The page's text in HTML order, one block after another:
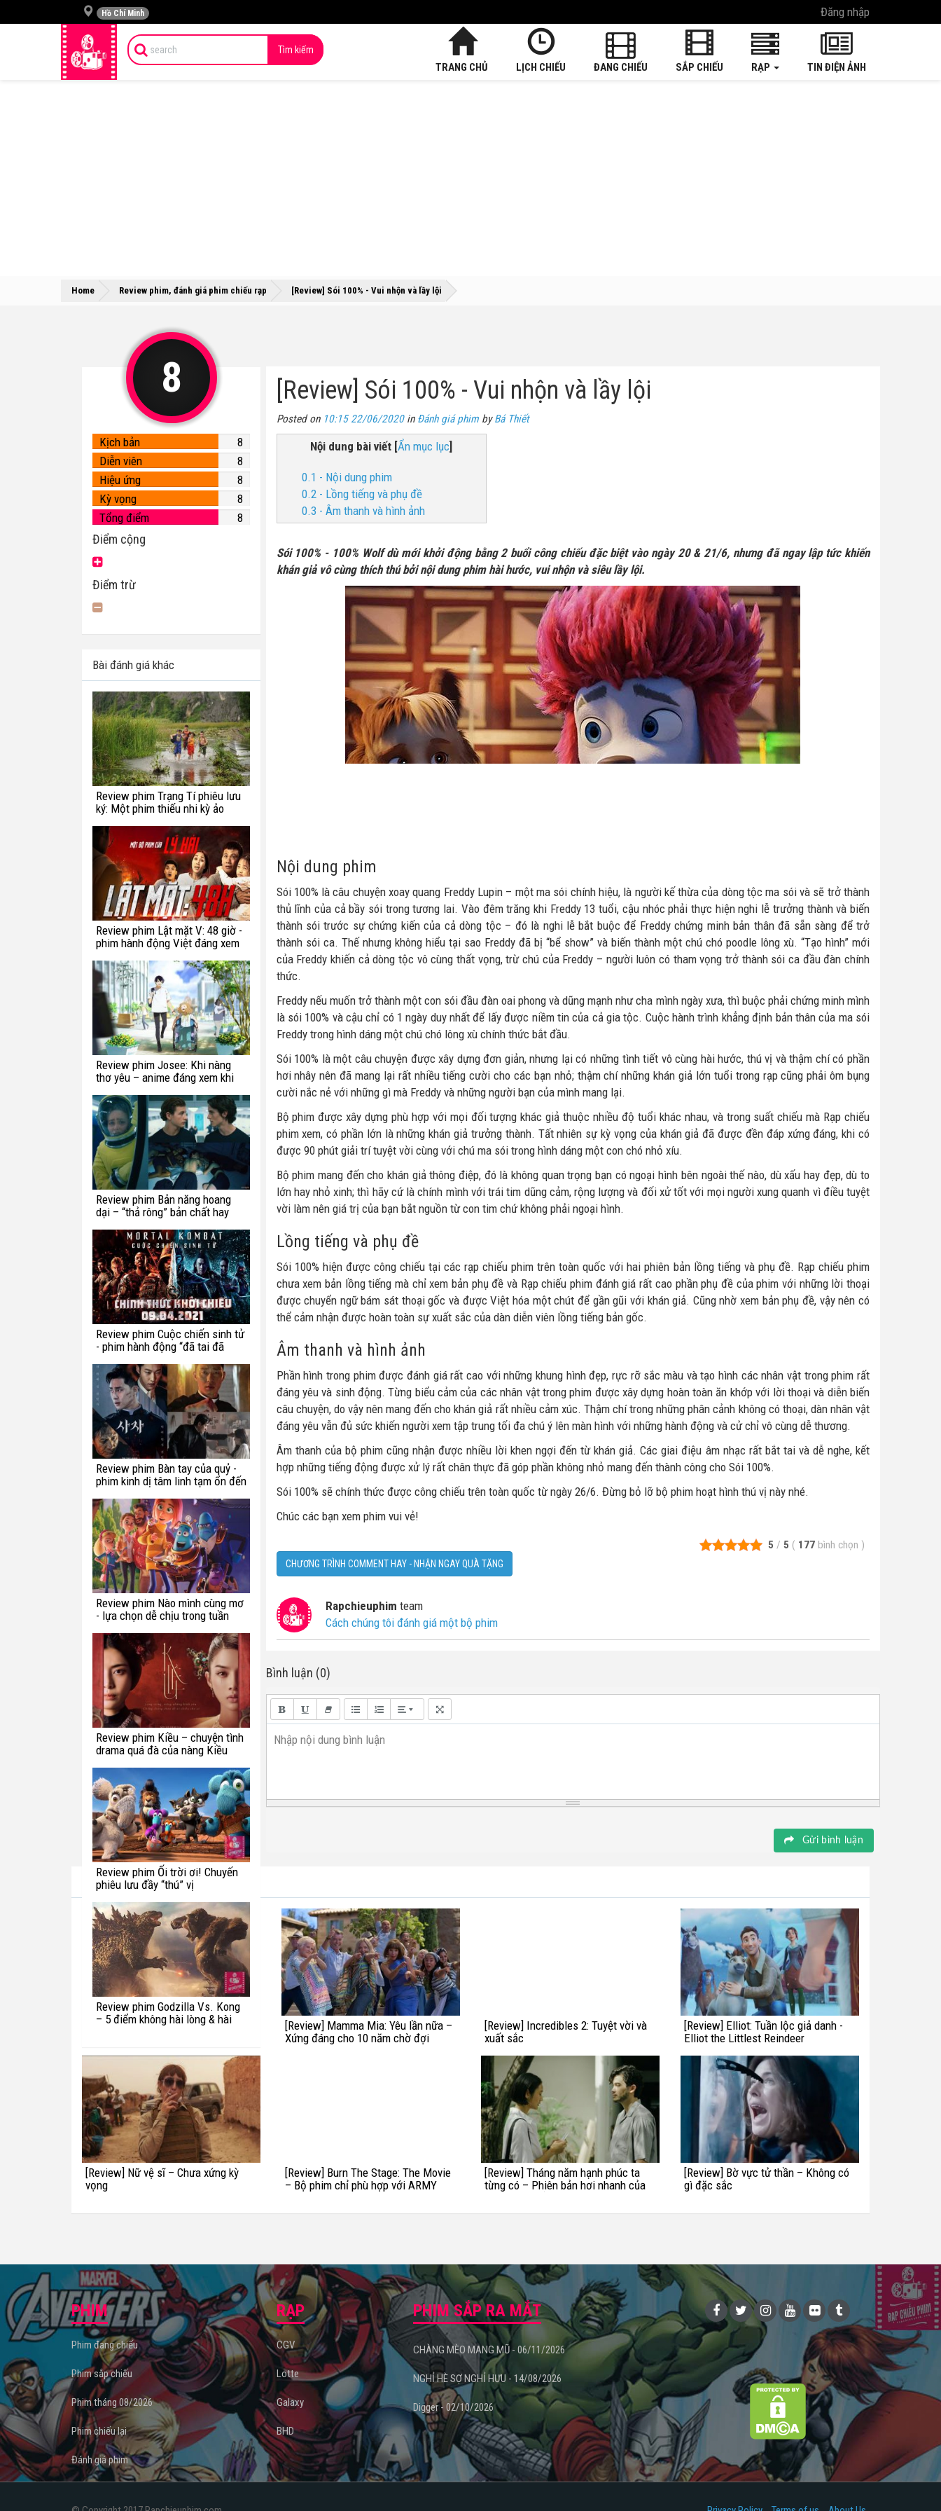
Hồ Chí Minh Đăng nhập
Tìm kiếm
TRANG CHỦ LỊCH CHIẾU ĐANG CHIẾU SẮP CHIẾU RẠP TIN ĐIỆN ẢNH
Home »
Review phim, đánh giá phim chiếu rạp »
[Review] Sói 100% - Vui nhộn và lầy lội
8
Kịch bản
8
Diễn viên
8
Hiệu ứng
8
Kỳ vọng
8
Tổng điểm
8
Điểm cộng
Điểm trừ
Bài đánh giá khác
Review phim Trạng Tí phiêu lưu
ký: Một phim thiếu nhi kỳ ảo
Review phim Lật mặt V: 48 giờ -
phim hành động Việt đáng xem
Review phim Josee: Khi nàng
thơ yêu – anime đáng xem khi
Review phim Bản năng hoang
dại – “thả rông” bản chất hay
Review phim Cuộc chiến sinh tử
- phim hành động “đã tai đã
Review phim Bàn tay của quỷ -
phim kinh dị tâm linh tạm ổn đến
Review phim Nào mình cùng mơ
- lựa chọn dễ chịu trong tuần
Review phim Kiều – chuyện tình
drama quá đà của nàng Kiều
Review phim Ối trời ơi! Chuyến
phiêu lưu đầy “thú” vị
Review phim Godzilla Vs. Kong
– 5 điểm không hài lòng & hài
[Review] Sói 100% - Vui nhộn và lầy lội
Posted on 10:15 22/06/2020in Đánh giá phimbyBá Thiết
Nội dung bài viết [Ẩn mục lục]
0.1 - Nội dung phim
0.2 - Lồng tiếng và phụ đề
0.3 - Âm thanh và hình ảnh
Sói 100% - 100% Wolf dù mới khởi động bằng 2 buổi công chiếu đặc biệt vào ngày 20 & 21/6, nhưng đã ngay lập tức khiến
khán giả vô cùng thích thú bởi nội dung phim hài hước, vui nhộn và siêu lầy lội.
Nội dung phim
Sói 100% là câu chuyện xoay quang Freddy Lupin – một ma sói chính hiệu, là người kế thừa của dòng tộc ma sói và sẽ trở thành
thủ lĩnh của cả bầy sói trong tương lai. Vào đêm trăng khi Freddy 13 tuổi, cậu nhóc phải thực hiện nghi lễ trưởng thành và biến
thành sói trước sự chứng kiến của cả dòng tộc – đó là nghi lễ bắt buộc để Freddy chứng minh bản thân đã sẵn sàng để trở
thành sói ca. Thế nhưng không hiểu tại sao Freddy đã bị “bể show” và biến thành một chú chó poodle lông xù. “Tạo hình” mới
của Freddy khiến cả dòng tộc vô cùng thất vọng, trừ chú của Freddy – người luôn có tham vọng trở thành sói ca đầu đàn chính
thức.
Freddy nếu muốn trở thành một con sói đầu đàn oai phong và dũng mạnh như cha mình ngày xưa, thì buộc phải chứng minh mình
là sói 100% và cậu chỉ có 1 ngày duy nhất để lấy được niềm tin của cả gia tộc. Cuộc hành trình khẳng định bản thân của ma sói
Freddy trong hình dáng một chú chó lông xù chính thức bắt đầu.
Sói 100% là một câu chuyện được xây dựng đơn giản, nhưng lại có những tình tiết vô cùng hài hước, thú vị và thậm chí có phần
hơi nhây nên đã mang lại rất nhiều tiếng cười cho các bạn nhỏ; thậm chí những khán giả lớn tuổi trong rạp cũng phải ôm bụng
cười nắc nẻ với những gì mà Freddy và những người bạn của mình mang lại.
Bộ phim được xây dựng phù hợp với mọi đối tượng khác giả thuộc nhiều độ tuổi khác nhau, và trong suất chiếu mà Rạp chiếu
phim xem, có phần lớn là những khán giả trưởng thành. Tất nhiên sự kỳ vọng của khán giả đã được đền đáp xứng đáng, khi có
được 90 phút giải trí tuyệt vời cùng với chú ma sói trong hình dáng một con chó nhỏ xíu.
Bộ phim mang đến cho khán giả thông điệp, đó là không quan trọng bạn có ngoại hình bên ngoài thế nào, dù xấu hay đẹp, dù to
lớn hay nhỏ xinh; thì hãy cứ là chính mình với trái tim dũng cảm, rộng lượng và đối xử tốt với mọi người xung quanh vì điều tuyệt
vời làm nên giá trị của bạn bắt nguồn từ con tim chứ không phải ngoại hình.
Lồng tiếng và phụ đề
Sói 100% hiện được công chiếu tại các rạp chiếu phim trên toàn quốc với hai phiên bản lồng tiếng và phụ đề. Rạp chiếu phim
chưa xem bản lồng tiếng mà chỉ xem bản phụ đề và Rạp chiếu phim đánh giá rất cao phần phụ đề của phim với những lời thoại
được chuyển ngữ bám sát thoại gốc và được Việt hóa một chút để gần gũi với khán giả. Cũng nhờ xem bản phụ đề, vậy nên có
thể cảm nhận được hoàn toàn sự xuất sắc của dàn diễn viên lồng tiếng bản gốc.
Âm thanh và hình ảnh
Phần hình trong phim được đánh giá rất cao với những khung hình đẹp, rực rỡ sắc màu và tạo hình các nhân vật trong phim rất
đáng yêu và sinh động. Từng biểu cảm của các nhân vật trong phim được xây dựng hoàn toàn ăn khớp với lời thoại và diễn biến
câu chuyện, do vậy nên mang đến cho khán giả rất nhiều cảm xúc. Thậm chí trong những phân cảnh không có thoại, dàn nhân vật
đáng yêu vẫn đủ sức khiến người xem tập trung tối đa chú ý lên màn hình với những hành động và cử chỉ vô cùng dễ thương.
Âm thanh của bộ phim cũng nhận được nhiều lời khen ngợi đến từ khán giả. Các giai điệu âm nhạc rất bắt tai và dễ nghe, kết
hợp những tiếng động được xử lý rất chân thực đã góp phần không nhỏ mang đến thành công cho Sói 100%.
Sói 100% sẽ chính thức được công chiếu trên toàn quốc từ ngày 26/6. Đừng bỏ lỡ bộ phim hoạt hình thú vị này nhé.
Chúc các bạn xem phim vui vẻ!
5 / 5 ( 177 bình chọn )
CHƯƠNG TRÌNH COMMENT HAY - NHẬN NGAY QUÀ TẶNG
Rapchieuphim team
Cách chúng tôi đánh giá một bộ phim
Bình luận (0)
Nhập nội dung bình luận
Gửi bình luận
Bài viết cùng tác giả
[Review] Bạn học cõi âm – Cách kể
[Review] Mamma Mia: Yêu lần nữa –
Xứng đáng cho 10 năm chờ đợi
[Review] Incredibles 2: Tuyệt vời và
xuất sắc
[Review] Elliot: Tuần lộc giả danh -
Elliot the Littlest Reindeer
[Review] Nữ vệ sĩ – Chưa xứng kỳ
vọng
[Review] Burn The Stage: The Movie
– Bộ phim chỉ phù hợp với ARMY
[Review] Tháng năm hạnh phúc ta
từng có – Phiên bản hơi nhanh của
[Review] Bờ vực tử thần – Không có
gì đặc sắc
PHIM
Phim đang chiếu
Phim sắp chiếu
Phim tháng 08/2026
Phim chiếu lại
Đánh giá phim
RẠP
CGV
Lotte
Galaxy
BHD
PHIM SẮP RA MẮT
CHÀNG MÈO MANG MŨ - 06/11/2026
NGHỈ HÈ SỢ NGHỈ HƯU - 14/08/2026
Digger - 02/10/2026